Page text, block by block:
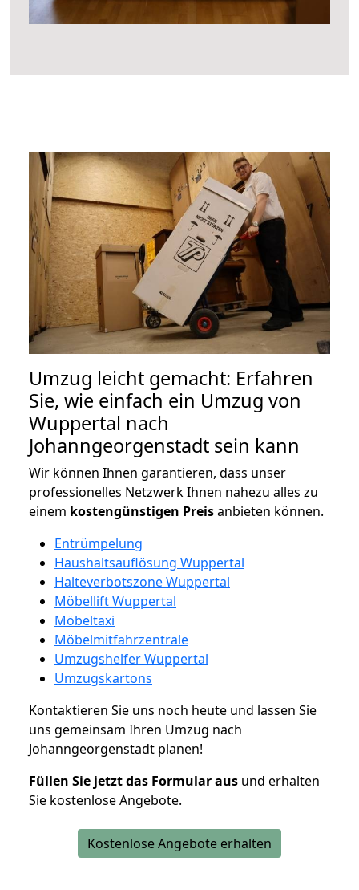
Umzug leicht gemacht: Erfahren
Sie, wie einfach ein Umzug von
Wuppertal nach
Johanngeorgenstadt sein kann
Wir können Ihnen garantieren, dass unser
professionelles Netzwerk Ihnen nahezu alles zu
einem kostengünstigen Preisanbieten können.
Entrümpelung
Haushaltsauflösung Wuppertal
Halteverbotszone Wuppertal
Möbellift Wuppertal
Möbeltaxi
Möbelmitfahrzentrale
Umzugshelfer Wuppertal
Umzugskartons
Kontaktieren Sie uns noch heute und lassen Sie
uns gemeinsam Ihren Umzug nach
Johanngeorgenstadt planen!
Füllen Sie jetzt das Formular aus und erhalten
Sie kostenlose Angebote.
Kostenlose Angebote erhalten